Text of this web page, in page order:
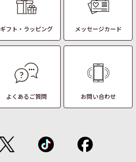
ギフト・ラッピング メッセージカード
よくあるご質問 お問い合わせ